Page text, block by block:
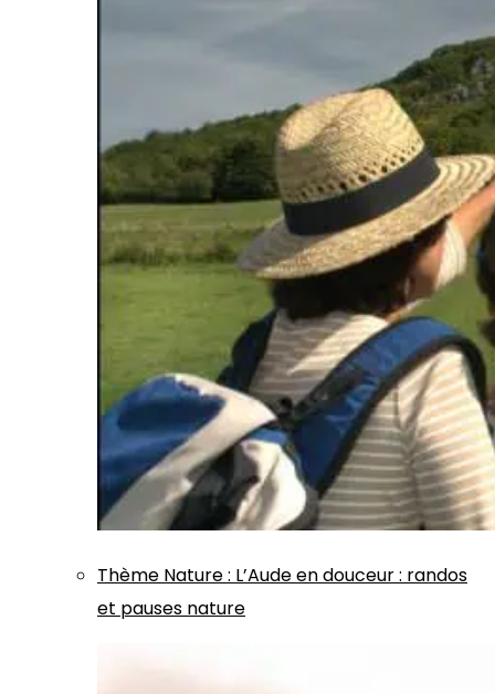
Thème Nature: L’Aude en douceur : randos
et pauses nature